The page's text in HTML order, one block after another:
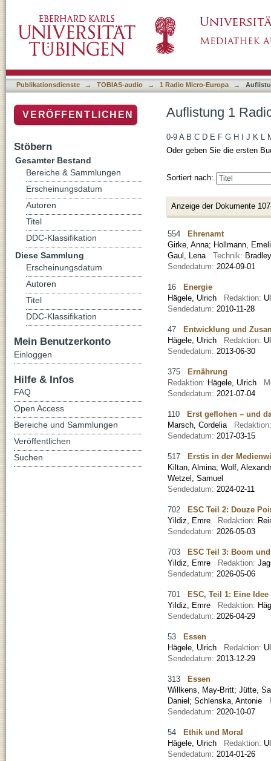
Publikationsdienste → TOBIAS-audio → 1 Radio Micro-Europa →
Auflistung 1
0-9 A B C D E F G H J K L
Oder geben Sie die ersten
Sortiert nach:
Anzeige der Dokumente
554 Ehrenamt
Girke, Anna; Hollmann,
Gaul, Lena Technik:
Sendedatum: 2024-09-01
16 Energie
Hägele, Ulrich
Redaktion:
Sendedatum: 2010-11-28
47 Entwicklung und
Hägele, Ulrich
Redaktion:
Sendedatum: 2013-06-30
375 Ernährung
Redaktion: Hägele, Ulrich
Sendedatum: 2021-07-04
110 Erst geflohen – und
Marsch, Cordelia
Sendedatum: 2017-03-15
517 Erstis in der
Kiltan, Almina; Wolf,
Wetzel, Samuel
Sendedatum: 2024-02-11
702 ESC Teil 2: Douze
Yildiz, Emre
Redaktion:
Sendedatum: 2026-05-03
703 ESC Teil 3: Boom
Yildiz, Emre
Redaktion:
Sendedatum: 2026-05-06
701 ESC, Teil 1: Eine
Yildiz, Emre
Redaktion:
Sendedatum: 2026-04-29
53 Essen
Hägele, Ulrich
Redaktion:
Sendedatum: 2013-12-29
313 Essen
Willkens, May-Britt; Jütte,
Daniel; Schlenska, Antonie
Sendedatum: 2020-10-07
54 Ethik und Moral
Hägele, Ulrich
Redaktion:
Sendedatum: 2014-01-26
VERÖFFENTLICHEN
Stöbern
Gesamter Bestand
Bereiche & Sammlungen
Erscheinungsdatum
Autoren
Titel
DDC-Klassifikation
Diese Sammlung
Erscheinungsdatum
Autoren
Titel
DDC-Klassifikation
Mein Benutzerkonto
Einloggen
Hilfe & Infos
FAQ
Open Access
Bereiche und Sammlungen
Veröffentlichen
Suchen